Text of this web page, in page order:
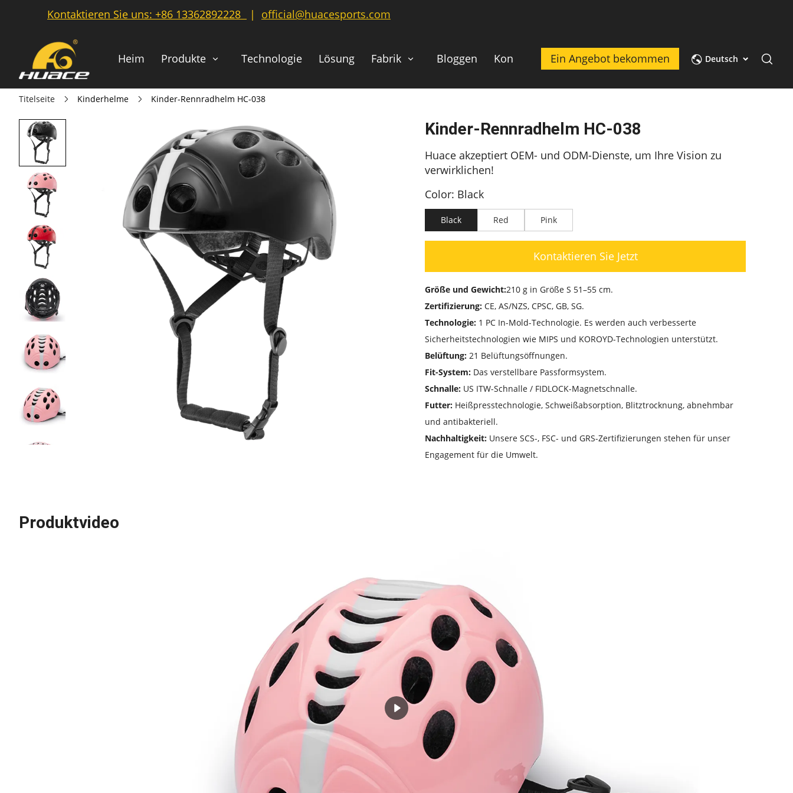
Kontaktieren Sie uns: +86 13362892228 | official@huacesports.com
Heim Produkte Technologie Lösung Fabrik Bloggen Kontakt Ein Angebot bekommen Deutsch
Titelseite Kinderhelme Kinder-Rennradhelm HC-038
Kinder-Rennradhelm HC-038
Huace akzeptiert OEM- und ODM-Dienste, um Ihre Vision zu
verwirklichen!
Color: Black
Black Red Pink
Kontaktieren Sie Jetzt
Größe und Gewicht:210 g in Größe S 51–55 cm.
Zertifizierung: CE, AS/NZS, CPSC, GB, SG.
Technologie: 1 PC In-Mold-Technologie. Es werden auch verbesserte
Sicherheitstechnologien wie MIPS und KOROYD-Technologien unterstützt.
Belüftung: 21 Belüftungsöffnungen.
Fit-System: Das verstellbare Passformsystem.
Schnalle: US ITW-Schnalle / FIDLOCK-Magnetschnalle.
Futter: Heißpresstechnologie, Schweißabsorption, Blitztrocknung, abnehmbar
und antibakteriell.
Nachhaltigkeit: Unsere SCS-, FSC- und GRS-Zertifizierungen stehen für unser
Engagement für die Umwelt.
Produktvideo